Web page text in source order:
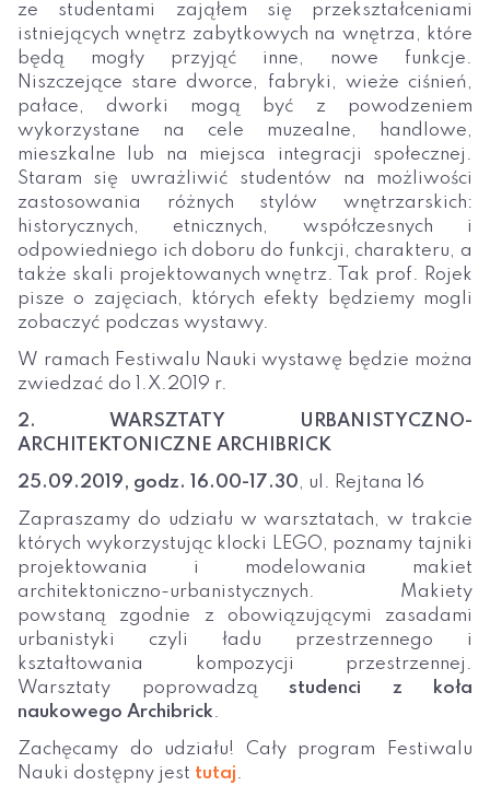
ze studentami zająłem się przekształceniami
istniejących wnętrz zabytkowych na wnętrza, które
będą mogły przyjąć inne, nowe funkcje.
Niszczejące stare dworce, fabryki, wieże ciśnień,
pałace, dworki mogą być z powodzeniem
wykorzystane na cele muzealne, handlowe,
mieszkalne lub na miejsca integracji społecznej.
Staram się uwrażliwić studentów na możliwości
zastosowania różnych stylów wnętrzarskich:
historycznych, etnicznych, współczesnych i
odpowiedniego ich doboru do funkcji, charakteru, a
także skali projektowanych wnętrz. Tak prof. Rojek
pisze o zajęciach, których efekty będziemy mogli
zobaczyć podczas wystawy.
W ramach Festiwalu Nauki wystawę będzie można
zwiedzać do 1.X.2019 r.
2. WARSZTATY URBANISTYCZNO-
ARCHITEKTONICZNE ARCHIBRICK
25.09.2019, godz. 16.00-17.30, ul. Rejtana 16
Zapraszamy do udziału w warsztatach, w trakcie
których wykorzystując klocki LEGO, poznamy tajniki
projektowania i modelowania makiet
architektoniczno-urbanistycznych. Makiety
powstaną zgodnie z obowiązującymi zasadami
urbanistyki czyli ładu przestrzennego i
kształtowania kompozycji przestrzennej.
Warsztaty poprowadzą studenci z koła
naukowego Archibrick.
Zachęcamy do udziału! Cały program Festiwalu
Nauki dostępny jest tutaj.